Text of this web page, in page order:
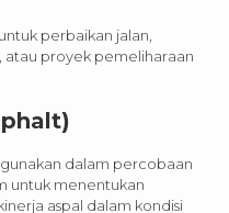
perbaikan jalan,
atau proyek pemeliharaan
dalam percobaan
untuk menentukan
aspal dalam kondisi